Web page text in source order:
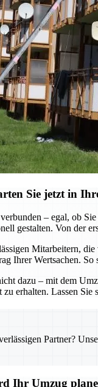
Sie jetzt in
– egal, ob
gestalten. Von der
Mitarbeitern,
Ihrer Wertsachen.
dazu – mit dem
erhalten. Lassen
Partner?
Ihr Umzug